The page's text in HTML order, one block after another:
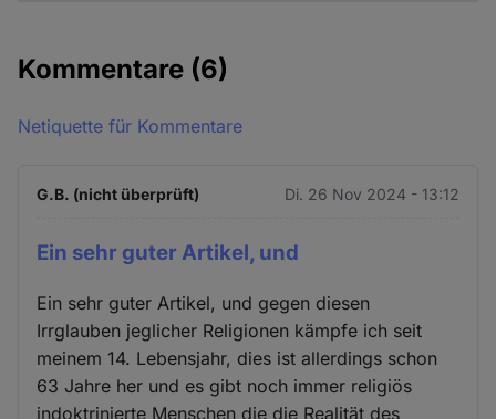
Kommentare (6)
Netiquette für Kommentare
G.B. (nicht überprüft) Di. 26 Nov 2024 - 13:12
Ein sehr guter Artikel, und
Ein sehr guter Artikel, und gegen diesen
Irrglauben jeglicher Religionen kämpfe ich seit
meinem 14. Lebensjahr, dies ist allerdings schon
63 Jahre her und es gibt noch immer religiös
indoktrinierte Menschen die die Realität des